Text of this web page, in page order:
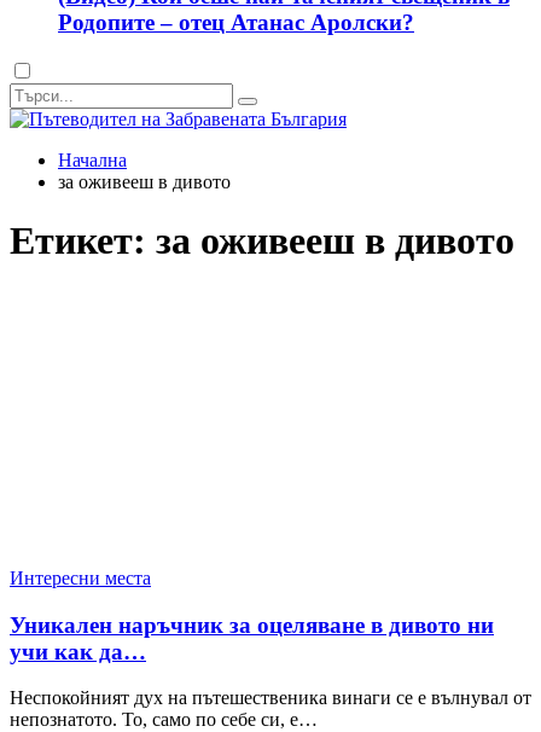
Родопите – отец Атанас Аролски?
Dark
mode
Начална
за оживееш в дивото
Етикет: за оживееш в дивото
Интересни места
Уникален наръчник за оцеляване в дивото ни
учи как да…
Неспокойният дух на пътешественика винаги се е вълнувал от
непознатото. То, само по себе си, е…